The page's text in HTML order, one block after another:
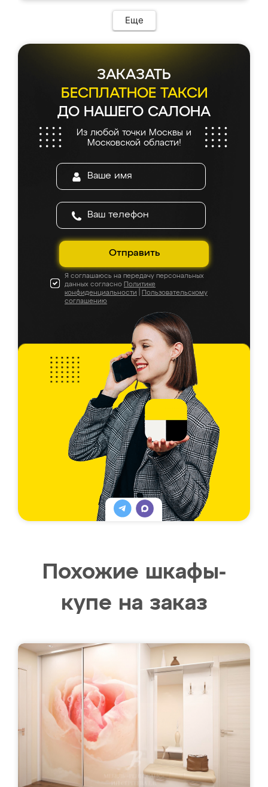
Еще
ЗАКАЗАТЬ
БЕСПЛАТНОЕ ТАКСИ
ДО НАШЕГО САЛОНА
Из любой точки Москвы и
Московской области!
Отправить
Я соглашаюсь на передачу персональных
данных согласно Политике
конфиденциальности
Пользовательскому
соглашению
Похожие шкафы-
купе на заказ